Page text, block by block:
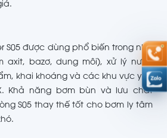
S05 được dùng phổ biến trong nhà
axit, bazơ, dung môi), xử lý nước
khai khoáng và các khu vực yêu
Khả năng bơm bùn và lưu chất
S05 thay thế tốt cho bơm ly tâm